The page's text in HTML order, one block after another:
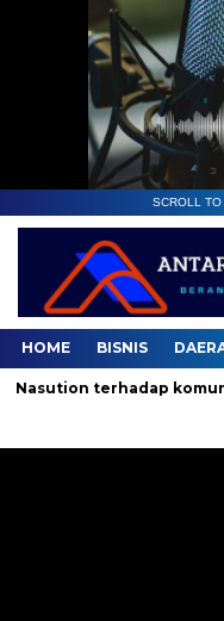
SCROLL TO
HOME BISNIS
terhadap komunitas